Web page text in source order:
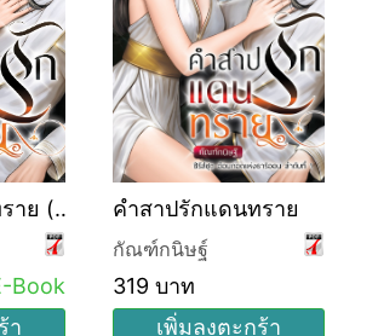
าย (ซี
งธาริ
Book
า
คำสาปรักแดนทราย
กัณฑ์กนิษฐ์
319 บาท
เพิ่มลงตะกร้า